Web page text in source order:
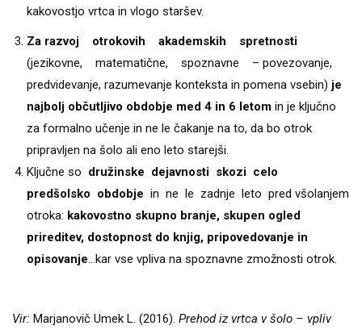
kakovostjo vrtca in vlogo staršev.
Za razvoj otrokovih akademskih spretnosti
(jezikovne, matematične, spoznavne – povezovanje,
predvidevanje, razumevanje konteksta in pomena vsebin) je
najbolj občutljivo obdobje med 4 in 6 letom in je ključno
za formalno učenje in ne le čakanje na to, da bo otrok
pripravljen na šolo ali eno leto starejši.
Ključne so družinske dejavnosti skozi celo
predšolsko obdobje in ne le zadnje leto pred všolanjem
otroka: kakovostno skupno branje, skupen ogled
prireditev, dostopnost do knjig, pripovedovanje in
opisovanje…kar vse vpliva na spoznavne zmožnosti otrok.
Vir: Marjanovič Umek L. (2016). Prehod iz vrtca v šolo – vpliv